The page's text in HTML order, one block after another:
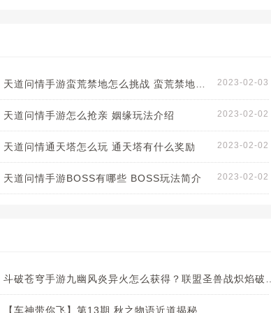
2023-02-03
天道问情手游怎么抢亲 姻缘玩法介绍 2023-02-02
天道问情通天塔怎么玩 通天塔有什么奖励 2023-02-02
天道问情手游BOSS有哪些 BOSS玩法简介 2023-02-02
【车神带你飞】第13期 秋之物语近道揭秘